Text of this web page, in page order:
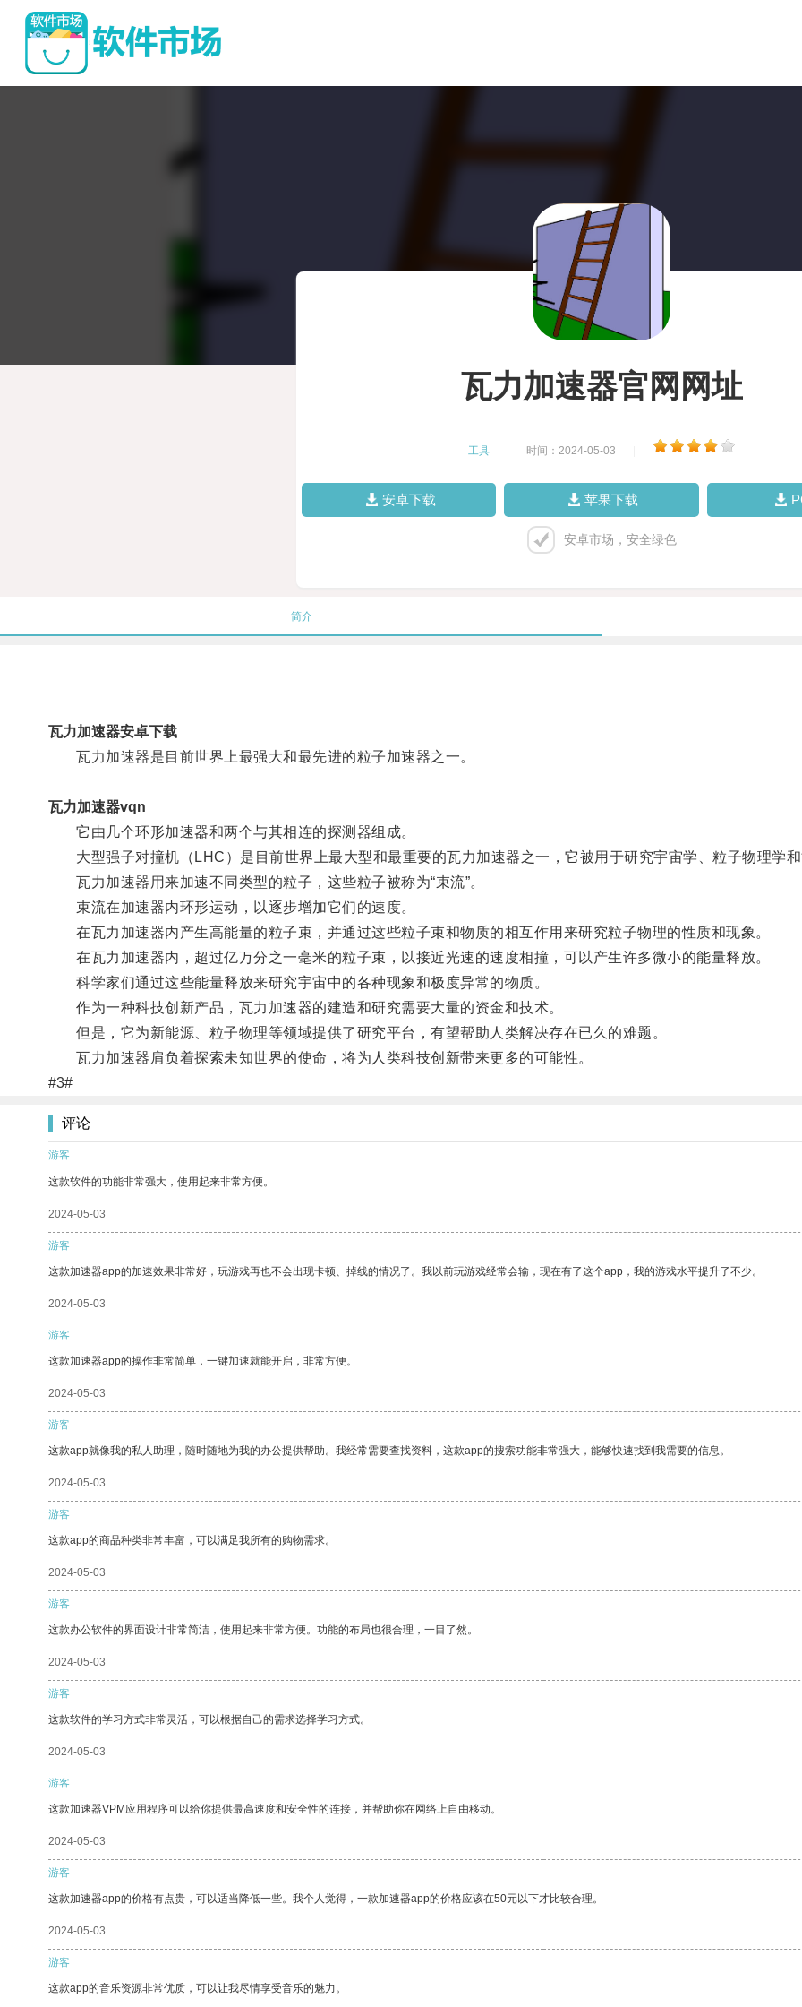
瓦力加速器官网网址
工具 时间：2024-05-03
安卓下载 苹果下载
安卓市场，安全绿色
简介
瓦力加速器安卓下载
瓦力加速器是目前世界上最强大和最先进的粒子加速器之一。
瓦力加速器vqn
它由几个环形加速器和两个与其相连的探测器组成。
大型强子对撞机（LHC）是目前世界上最大型和最重要的瓦力加速器之一，它被用于研究宇宙学、粒子物理学和
瓦力加速器用来加速不同类型的粒子，这些粒子被称为“束流”。
束流在加速器内环形运动，以逐步增加它们的速度。
在瓦力加速器内产生高能量的粒子束，并通过这些粒子束和物质的相互作用来研究粒子物理的性质和现象。
在瓦力加速器内，超过亿万分之一毫米的粒子束，以接近光速的速度相撞，可以产生许多微小的能量释放。
科学家们通过这些能量释放来研究宇宙中的各种现象和极度异常的物质。
作为一种科技创新产品，瓦力加速器的建造和研究需要大量的资金和技术。
但是，它为新能源、粒子物理等领域提供了研究平台，有望帮助人类解决存在已久的难题。
瓦力加速器肩负着探索未知世界的使命，将为人类科技创新带来更多的可能性。
#3#
评论
游客
这款软件的功能非常强大，使用起来非常方便。
2024-05-03
游客
这款加速器app的加速效果非常好，玩游戏再也不会出现卡顿、掉线的情况了。我以前玩游戏经常会输，现在有了这个app，我的游戏水平提升了不少。
2024-05-03
游客
这款加速器app的操作非常简单，一键加速就能开启，非常方便。
2024-05-03
游客
这款app就像我的私人助理，随时随地为我的办公提供帮助。我经常需要查找资料，这款app的搜索功能非常强大，能够快速找到我需要的信息。
2024-05-03
游客
这款app的商品种类非常丰富，可以满足我所有的购物需求。
2024-05-03
游客
这款办公软件的界面设计非常简洁，使用起来非常方便。功能的布局也很合理，一目了然。
2024-05-03
游客
这款软件的学习方式非常灵活，可以根据自己的需求选择学习方式。
2024-05-03
游客
这款加速器VPM应用程序可以给你提供最高速度和安全性的连接，并帮助你在网络上自由移动。
2024-05-03
游客
这款加速器app的价格有点贵，可以适当降低一些。我个人觉得，一款加速器app的价格应该在50元以下才比较合理。
2024-05-03
游客
这款app的音乐资源非常优质，可以让我尽情享受音乐的魅力。